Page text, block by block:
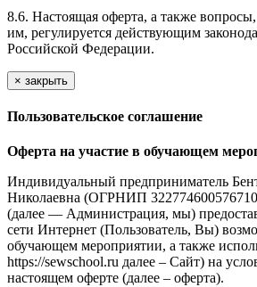
8.6. Настоящая оферта, а также
им, регулируется действующим
Российской Федерации.
× закрыть
Пользовательское соглашение
Оферта на участие в обучающем
Индивидуальный предприниматель
Николаевна (ОГРНИП
(далее — Администрация, мы)
сети Интернет (Пользователь, Вы)
обучающем мероприятии, а также
https://sewschool.ru далее – Сайт) на
настоящем оферте (далее – оферта).